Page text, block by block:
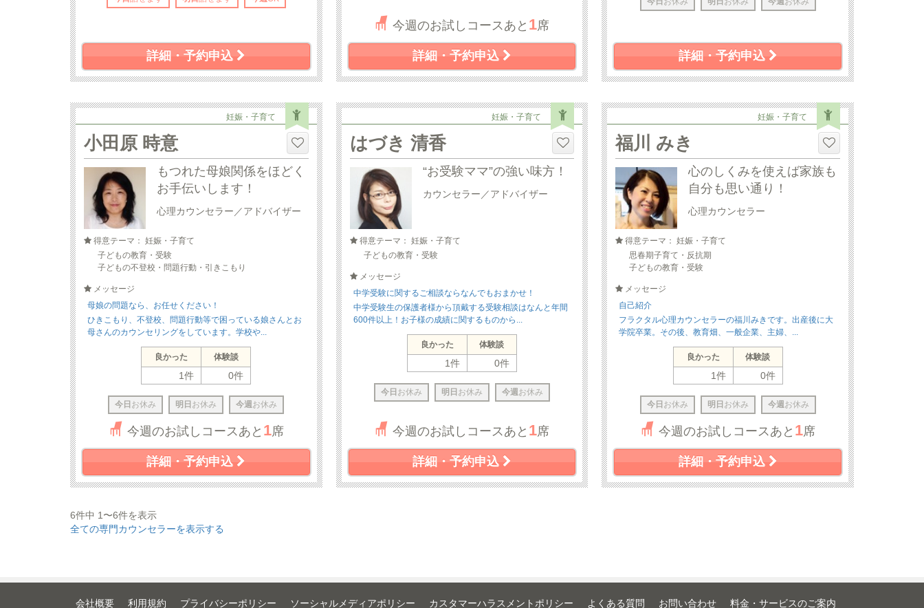
詳細・予約申込
今週のお試しコースあと 1席
詳細・予約申込 詳細・予約申込
妊娠・子育て
小田原 時意
もつれた母娘関係をほどく
お手伝いします！
心理カウンセラー／アドバイザー
得意テーマ： 妊娠・子育て
子どもの教育・受験
子どもの不登校・問題行動・引きこもり
メッセージ
母娘の問題なら、お任せください！
ひきこもり、不登校、問題行動等で困っている娘さんとお
母さんのカウンセリングをしています。学校や...
良かった 体験談
1件 0件
今日 お休み 明日 お休み 今週 お休み
今週のお試しコースあと 1席
詳細・予約申込
妊娠・子育て
はづき 清香
“お受験ママ”の強い味方！
カウンセラー／アドバイザー
得意テーマ： 妊娠・子育て
子どもの教育・受験
メッセージ
中学受験に関するご相談ならなんでもおまかせ！
中学受験生の保護者様から頂戴する受験相談はなんと年間
600件以上！お子様の成績に関するものから...
良かった 体験談
1件 0件
今日 お休み 明日 お休み 今週 お休み
今週のお試しコースあと 1席
詳細・予約申込
妊娠・子育て
福川 みき
心のしくみを使えば家族も
自分も思い通り！
心理カウンセラー
得意テーマ： 妊娠・子育て
思春期子育て・反抗期
子どもの教育・受験
メッセージ
自己紹介
フラクタル心理カウンセラーの福川みきです。出産後に大
学院卒業。その後、教育畑、一般企業、主婦、...
良かった 体験談
1件 0件
今日 お休み 明日 お休み 今週 お休み
今週のお試しコースあと 1席
詳細・予約申込
6件中 1〜6件を表示
全ての専門カウンセラーを表示する
会社概要 利用規約 プライバシーポリシー ソーシャルメディアポリシー カスタマーハラスメントポリシー よくある質問 お問い合わせ 料金・サービスのご案内